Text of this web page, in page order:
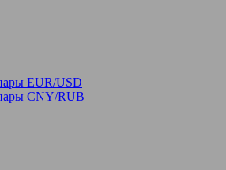
EUR/USD
CNY/RUB